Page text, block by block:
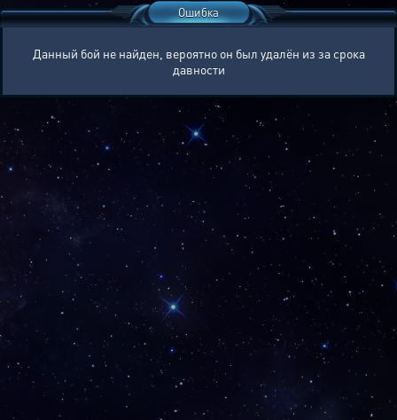
Ошибка
Данный бой не найден, вероятно он был удалён из за срока
давности